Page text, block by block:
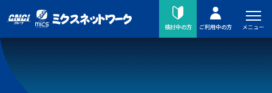
検討中の方 ご利用中の方 メニュー